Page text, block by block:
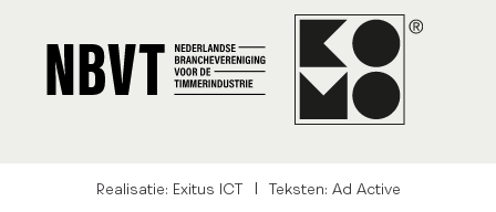
Realisatie: Exitus ICT | Teksten: Ad Active